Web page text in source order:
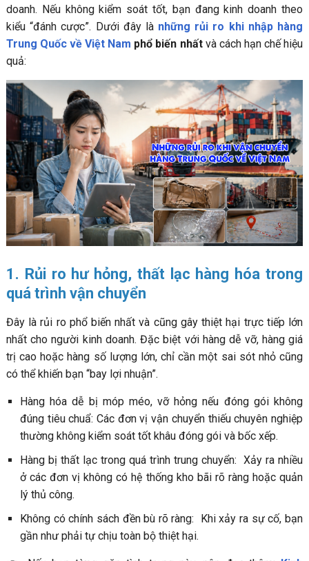
Giải pháp tối ưu: Sử dụng dịch vụ order và vận chuyển
chuyên nghiệp
Hoa Nam Logistics - đơn vị vận chuyển Trung - Việt uy
tín, vận hành bài bản
doanh. Nếu không kiểm soát tốt, bạn đang kinh doanh theo
kiểu “đánh cược”. Dưới đây là những rủi ro khi nhập hàng
Trung Quốc về Việt Nam phổ biến nhấtvà cách hạn chế hiệu
quả:
1. Rủi ro hư hỏng, thất lạc hàng hóa trong
quá trình vận chuyển
Đây là rủi ro phổ biến nhất và cũng gây thiệt hại trực tiếp lớn
nhất cho người kinh doanh. Đặc biệt với hàng dễ vỡ, hàng giá
trị cao hoặc hàng số lượng lớn, chỉ cần một sai sót nhỏ cũng
có thể khiến bạn “bay lợi nhuận”.
Hàng hóa dễ bị móp méo, vỡ hỏng nếu đóng gói không
đúng tiêu chuẩ: Các đơn vị vận chuyển thiếu chuyên nghiệp
thường không kiểm soát tốt khâu đóng gói và bốc xếp.
Hàng bị thất lạc trong quá trình trung chuyển: Xảy ra nhiều
ở các đơn vị không có hệ thống kho bãi rõ ràng hoặc quản
lý thủ công.
Không có chính sách đền bù rõ ràng: Khi xảy ra sự cố, bạn
gần như phải tự chịu toàn bộ thiệt hại.